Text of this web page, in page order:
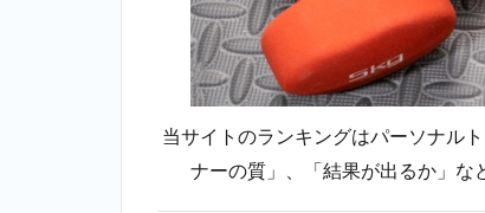
（MIYAZAKI
GYM）＿春
日
2.3
3位：
ランウェイ
＿春日
当サイトのランキングはパーソナル
ナーの質」、「結果が出るか」な